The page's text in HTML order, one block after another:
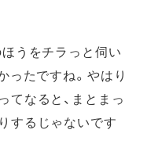
うをチラっと伺い
ったですね。やはり
てなると、まとまっ
するじゃないです